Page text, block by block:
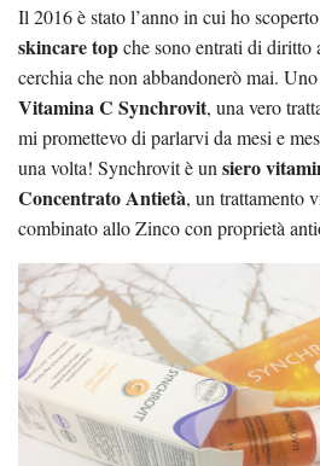
Il 2016 è stato l’anno in cui ho
skincare topche sono entrati di diritto
cerchia che non abbandonerò mai.
Vitamina C Synchrovit, una vero
mi promettevo di parlarvi da mesi e
una volta! Synchrovit è un siero
Concentrato Antietà, un trattamento
combinato allo Zinco con proprietà